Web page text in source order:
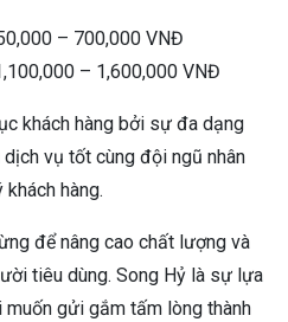
– 700,000 VNĐ
– 1,600,000 VNĐ
khách hàng bởi sự đa dạng
vụ tốt cùng đội ngũ nhân
hàng.
để nâng cao chất lượng và
tiêu dùng. Song Hỷ là sự lựa
muốn gửi gắm tấm lòng thành